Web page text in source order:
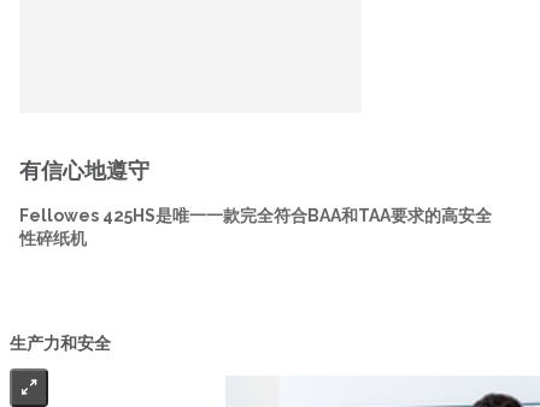
有信心地遵守
Fellowes 425HS是唯一一款完全符合BAA和TAA要求的高安全
性碎纸机
生产力和安全